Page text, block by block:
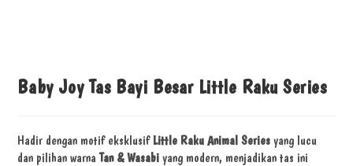
Baby Joy Tas Bayi Besar Little Raku Series
Hadir dengan motif eksklusif Little Raku Animal Series yang lucu
dan pilihan warnaTan & Wasabi yang modern, menjadikan tas ini